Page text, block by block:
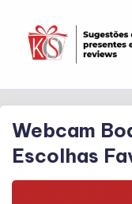
Webcam
Escolhas